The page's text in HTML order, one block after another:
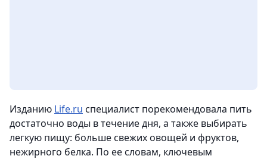
Изданию Life.ru специалист порекомендовала пить
достаточно воды в течение дня, а также выбирать
легкую пищу: больше свежих овощей и фруктов,
нежирного белка. По ее словам, ключевым